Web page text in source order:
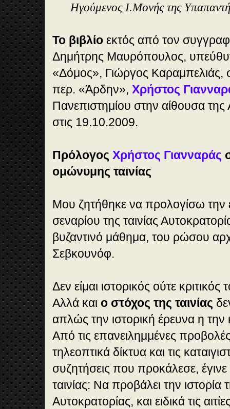
Ηγούμενος Ι.Μονής της
Το βιβλίο εκτός από τον
Δημήτρης Μαυρόπουλος,
«Δόμος», Γιώργος Καραμπελιάς,
περ. «Άρδην», Χρήστος
Πανεπιστημίου στην αίθουσα της
στις 19.10.2009.
Πρόλογος Χρήστος Γιανναράς
ομώνυμης ταινίας
Μου ζητήθηκε να προλογίσω την
σεναρίου της ταινίας
βυζαντινό μάθημα, του ρώσου
Σεβκουνόφ.
Δεν είμαι ιστορικός ούτε
Αλλά και ο στόχος της ταινίας
απλώς την ιστορική έρευνα η την
Από τις επανειλημμένες
τηλεοπτικά δίκτυα και τις
συζητήσεις που προκάλεσε,
ταινίας: Να προβάλει την ιστορία
Αυτοκρατορίας, και ειδικά τις